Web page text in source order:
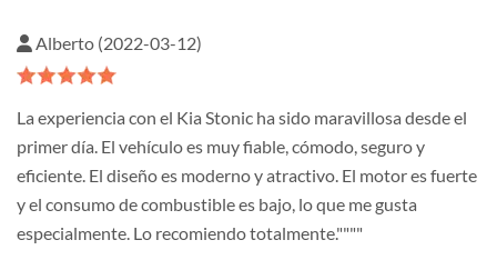
Alberto (2022-03-12)
La experiencia con el Kia Stonic ha sido maravillosa desde el
primer día. El vehículo es muy fiable, cómodo, seguro y
eficiente. El diseño es moderno y atractivo. El motor es fuerte
y el consumo de combustible es bajo, lo que me gusta
especialmente. Lo recomiendo totalmente.""""